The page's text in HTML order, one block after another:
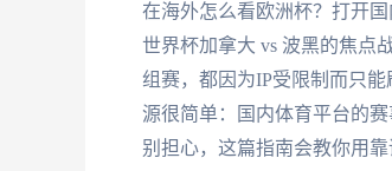
在海外怎么看欧洲杯？打开
世界杯加拿大 vs 波黑的焦点
组赛，都因为IP受限制而只
源很简单：国内体育平台的
别担心，这篇指南会教你用